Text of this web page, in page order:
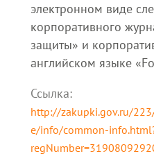
электронном виде
корпоративного
защиты» и
английском языке
Ссылка:
http://zakupki.gov.ru/
e/info/common-